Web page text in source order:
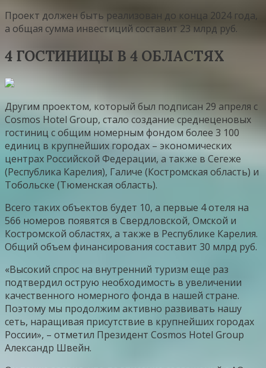
Проект должен быть реализован до конца 2024 года,
а общая сумма инвестиций составит 23 млрд руб.
4 ГОСТИНИЦЫ В 4 ОБЛАСТЯХ
Другим проектом, который был подписан 29 апреля с
Cosmos Hоtel Group, стало создание среднеценовых
гостиниц с общим номерным фондом более 3 100
единиц в крупнейших городах – экономических
центрах Российской Федерации, а также в Сегеже
(Республика Карелия), Галиче (Костромская область) и
Тобольске (Тюменская область).
Всего таких объектов будет 10, а первые 4 отеля на
566 номеров появятся в Свердловской, Омской и
Костромской областях, а также в Республике Карелия.
Общий объем финансирования составит 30 млрд руб.
«Высокий спрос на внутренний туризм еще раз
подтвердил острую необходимость в увеличении
качественного номерного фонда в нашей стране.
Поэтому мы продолжим активно развивать нашу
сеть, наращивая присутствие в крупнейших городах
России», – отметил Президент Cosmos Hotel Group
Александр Швейн.